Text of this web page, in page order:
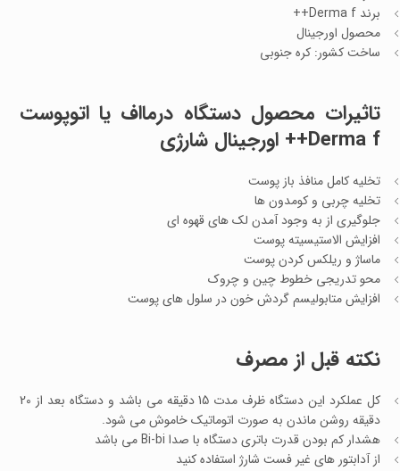
برند Derma f++
محصول اورجینال
ساخت کشور: کره جنوبی
تاثیرات محصول دستگاه درمااف یا اتوپوست
Derma f++ اورجینال شارژی
تخلیه کامل منافذ باز پوست
تخلیه چربی و کومدون ها
جلوگیری از به وجود آمدن لک های قهوه ای
افزایش الاستیسیته پوست
ماساژ و ریلکس کردن پوست
محو تدریجی خطوط چین و چروک
افزایش متابولیسم گردش خون در سلول های پوست
نکته قبل از مصرف
کل عملکرد این دستگاه ظرف مدت 15 دقیقه می باشد و دستگاه بعد از 20
دقیقه روشن ماندن به صورت اتوماتیک خاموش می شود.
هشدار کم بودن قدرت باتری دستگاه با صدا Bi-bi می باشد
از آدابتور های غیر فست شارژ استفاده کنید